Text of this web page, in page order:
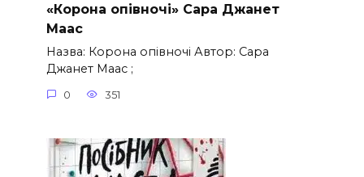
«Корона опівночі» Сара Джанет
Маас
Назва: Корона опівночі Автор: Сара
Джанет Маас ;
0 351